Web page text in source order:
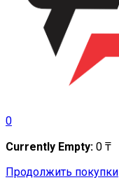
0
Currently Empty: 0 ₸
Продолжить покупки